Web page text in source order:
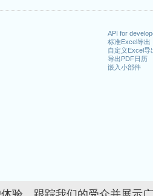
API for
标准Excel导出
自定义Excel导
导出PDF日历
嵌入小部件